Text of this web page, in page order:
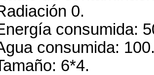
0.
consumida:
consumida:
6*4.